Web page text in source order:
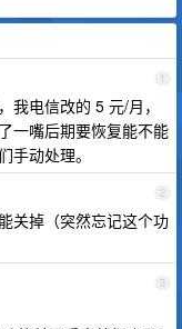
1
我电信改的 5 元/月，
一嘴后期要恢复能不能
手动处理。
2
关掉（突然忘记这个功
3